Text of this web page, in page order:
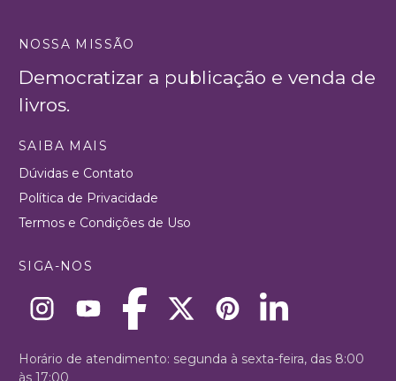
NOSSA MISSÃO
Democratizar a publicação e venda de
livros.
SAIBA MAIS
Dúvidas e Contato
Política de Privacidade
Termos e Condições de Uso
SIGA-NOS
Horário de atendimento: segunda à sexta-feira, das 8:00
às 17:00